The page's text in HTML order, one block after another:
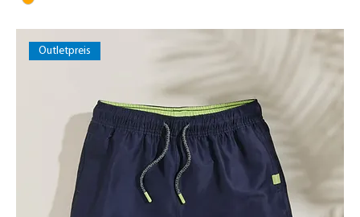
Outletpreis